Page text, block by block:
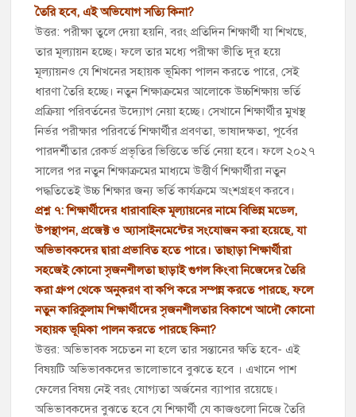
তৈরি হবে, এই অভিযোগ সত্যি কিনা?
উত্তর: পরীক্ষা তুলে দেয়া হয়নি, বরং প্রতিদিন শিক্ষার্থী যা শিখছে,
তার মূল্যায়ন হচ্ছে। ফলে তার মধ্যে পরীক্ষা ভীতি দূর হয়ে
মূল্যায়নও যে শিখনের সহায়ক ভূমিকা পালন করতে পারে, সেই
ধারণা তৈরি হচ্ছে। নতুন শিক্ষাক্রমের আলোকে উচ্চশিক্ষায় ভর্তি
প্রক্রিয়া পরিবর্তনের উদ্যোগ নেয়া হচ্ছে। সেখানে শিক্ষার্থীর মুখস্থ
নির্ভর পরীক্ষার পরিবর্তে শিক্ষার্থীর প্রবণতা, ভাষাদক্ষতা, পূর্বের
পারদর্শীতার রেকর্ড প্রভৃতির ভিত্তিতে ভর্তি নেয়া হবে। ফলে ২০২৭
সালের পর নতুন শিক্ষাক্রমের মাধ্যমে উত্তীর্ণ শিক্ষার্থীরা নতুন
পদ্ধতিতেই উচ্চ শিক্ষার জন্য ভর্তি কার্যক্রমে অংশগ্রহণ করবে।
প্রশ্ন ৭: শিক্ষার্থীদের ধারাবাহিক মূল্যায়নের নামে বিভিন্ন মডেল,
উপস্থাপন, প্রজেক্ট ও অ্যাসাইনমেন্টের সংযোজন করা হয়েছে, যা
অভিভাবকদের দ্বারা প্রভাবিত হতে পারে। তাছাড়া শিক্ষার্থীরা
সহজেই কোনো সৃজনশীলতা ছাড়াই গুগল কিংবা নিজেদের তৈরি
করা গ্রুপ থেকে অনুকরণ বা কপি করে সম্পন্ন করতে পারছে, ফলে
নতুন কারিকুলাম শিক্ষার্থীদের সৃজনশীলতার বিকাশে আদৌ কোনো
সহায়ক ভূমিকা পালন করতে পারছে কিনা?
উত্তর: অভিভাবক সচেতন না হলে তার সন্তানের ক্ষতি হবে- এই
বিষয়টি অভিভাবকদের ভালোভাবে বুঝতে হবে । এখানে পাশ
ফেলের বিষয় নেই বরং যোগ্যতা অর্জনের ব্যাপার রয়েছে।
অভিভাবকদের বুঝতে হবে যে শিক্ষার্থী যে কাজগুলো নিজে তৈরি